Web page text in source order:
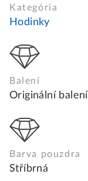
Kategória
Hodinky
Balení
Originální balení
Barva pouzdra
Stříbrná